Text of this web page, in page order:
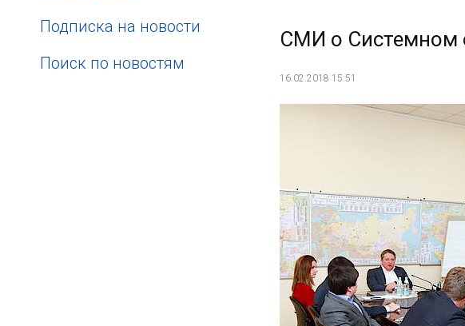
Подписка на новости
Поиск по новостям
СМИ о Системном
16.02.2018 15:51